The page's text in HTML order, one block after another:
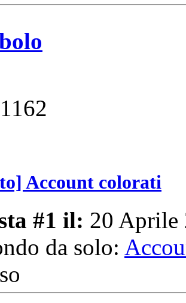
Account colorati
#1 il: 20 Aprile
da solo: